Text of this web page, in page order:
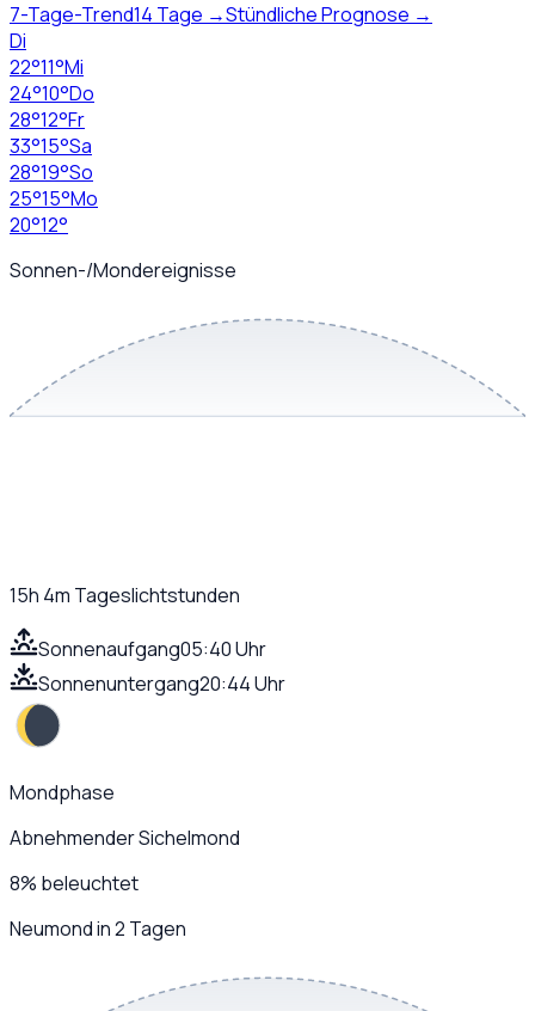
7-Tage-Trend14 Tage →Stündliche Prognose →
Di
22°11°Mi
24°10°Do
28°12°Fr
33°15°Sa
28°19°So
25°15°Mo
20°12°
Sonnen-/Mondereignisse
15h 4m Tageslichtstunden
Sonnenaufgang05:40 Uhr
Sonnenuntergang20:44 Uhr
Mondphase
Abnehmender Sichelmond
8% beleuchtet
Neumond in 2 Tagen